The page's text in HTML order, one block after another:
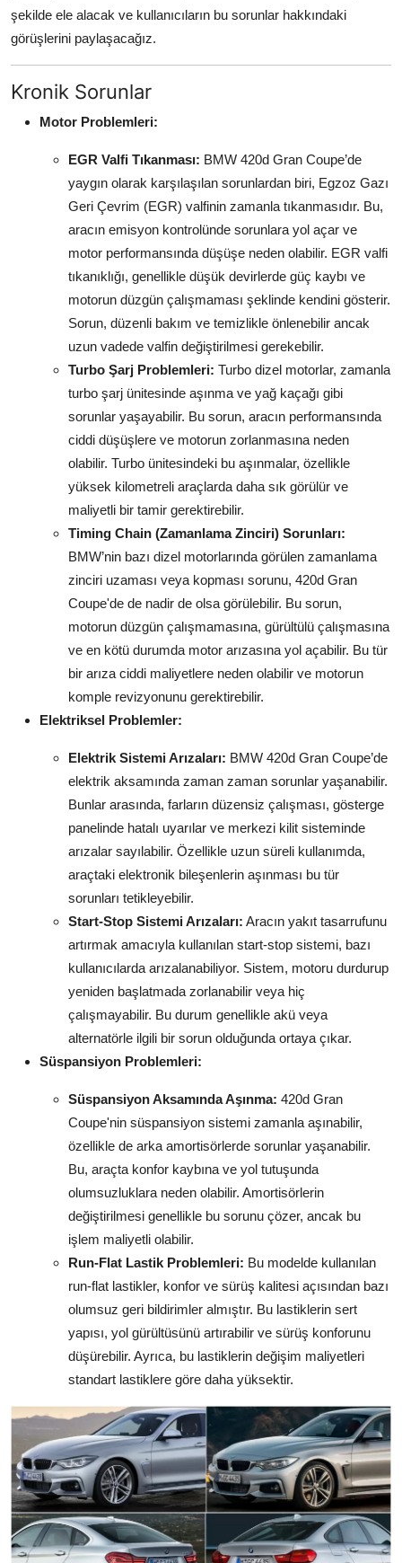
Şanzıman & Aktarma
Multimedya & Elektronik
şekilde ele alacak ve kullanıcıların bu sorunlar hakkındaki
görüşlerini paylaşacağız.
Kronik Sorunlar
Motor Problemleri:
EGR Valfi Tıkanması: BMW 420d Gran Coupe’de
yaygın olarak karşılaşılan sorunlardan biri, Egzoz Gazı
Geri Çevrim (EGR) valfinin zamanla tıkanmasıdır. Bu,
aracın emisyon kontrolünde sorunlara yol açar ve
motor performansında düşüşe neden olabilir. EGR valfi
tıkanıklığı, genellikle düşük devirlerde güç kaybı ve
motorun düzgün çalışmaması şeklinde kendini gösterir.
Sorun, düzenli bakım ve temizlikle önlenebilir ancak
uzun vadede valfin değiştirilmesi gerekebilir.
Turbo Şarj Problemleri: Turbo dizel motorlar, zamanla
turbo şarj ünitesinde aşınma ve yağ kaçağı gibi
sorunlar yaşayabilir. Bu sorun, aracın performansında
ciddi düşüşlere ve motorun zorlanmasına neden
olabilir. Turbo ünitesindeki bu aşınmalar, özellikle
yüksek kilometreli araçlarda daha sık görülür ve
maliyetli bir tamir gerektirebilir.
Timing Chain (Zamanlama Zinciri) Sorunları:
BMW’nin bazı dizel motorlarında görülen zamanlama
zinciri uzaması veya kopması sorunu, 420d Gran
Coupe'de de nadir de olsa görülebilir. Bu sorun,
motorun düzgün çalışmamasına, gürültülü çalışmasına
ve en kötü durumda motor arızasına yol açabilir. Bu tür
bir arıza ciddi maliyetlere neden olabilir ve motorun
komple revizyonunu gerektirebilir.
Elektriksel Problemler:
Elektrik Sistemi Arızaları: BMW 420d Gran Coupe’de
elektrik aksamında zaman zaman sorunlar yaşanabilir.
Bunlar arasında, farların düzensiz çalışması, gösterge
panelinde hatalı uyarılar ve merkezi kilit sisteminde
arızalar sayılabilir. Özellikle uzun süreli kullanımda,
araçtaki elektronik bileşenlerin aşınması bu tür
sorunları tetikleyebilir.
Start-Stop Sistemi Arızaları: Aracın yakıt tasarrufunu
artırmak amacıyla kullanılan start-stop sistemi, bazı
kullanıcılarda arızalanabiliyor. Sistem, motoru durdurup
yeniden başlatmada zorlanabilir veya hiç
çalışmayabilir. Bu durum genellikle akü veya
alternatörle ilgili bir sorun olduğunda ortaya çıkar.
Süspansiyon Problemleri:
Süspansiyon Aksamında Aşınma: 420d Gran
Coupe'nin süspansiyon sistemi zamanla aşınabilir,
özellikle de arka amortisörlerde sorunlar yaşanabilir.
Bu, araçta konfor kaybına ve yol tutuşunda
olumsuzluklara neden olabilir. Amortisörlerin
değiştirilmesi genellikle bu sorunu çözer, ancak bu
işlem maliyetli olabilir.
Run-Flat Lastik Problemleri: Bu modelde kullanılan
run-flat lastikler, konfor ve sürüş kalitesi açısından bazı
olumsuz geri bildirimler almıştır. Bu lastiklerin sert
yapısı, yol gürültüsünü artırabilir ve sürüş konforunu
düşürebilir. Ayrıca, bu lastiklerin değişim maliyetleri
standart lastiklere göre daha yüksektir.